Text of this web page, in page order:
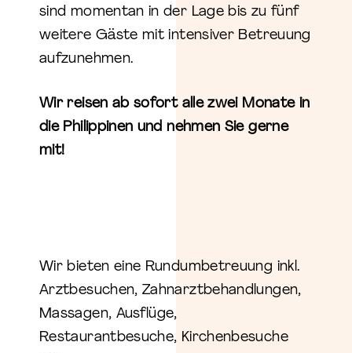
sind momentan in der Lage bis zu fünf
weitere Gäste mit intensiver Betreuung
aufzunehmen.
Wir reisen ab sofort alle zwei Monate in
die Philippinen und nehmen Sie gerne
mit!
Wir bieten eine Rundumbetreuung inkl.
Arztbesuchen, Zahnarztbehandlungen,
Massagen, Ausflüge,
Restaurantbesuche, Kirchenbesuche